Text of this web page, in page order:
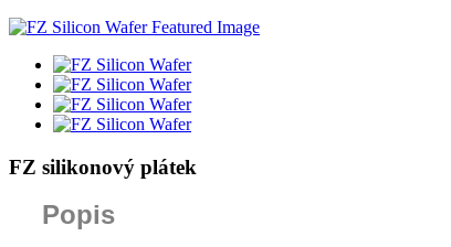
FZ silikonový plátek
Popis